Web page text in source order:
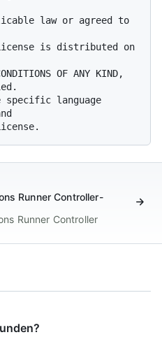
law or agreed to
is distributed on
OF ANY KIND,
specific language
Runner Controller-
Runner Controller